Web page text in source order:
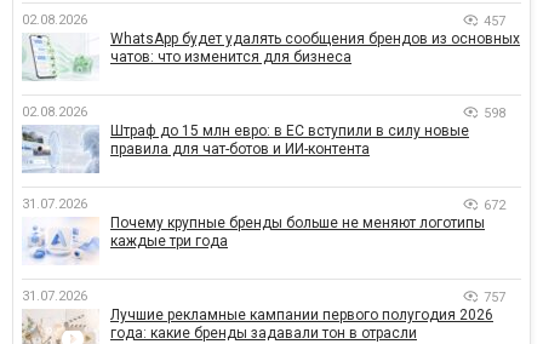
02.08.2026 457
WhatsApp будет удалять сообщения брендов из основных
чатов: что изменится для бизнеса
02.08.2026 598
Штраф до 15 млн евро: в ЕС вступили в силу новые
правила для чат-ботов и ИИ-контента
31.07.2026 672
Почему крупные бренды больше не меняют логотипы
каждые три года
31.07.2026 757
Лучшие рекламные кампании первого полугодия 2026
года: какие бренды задавали тон в отрасли